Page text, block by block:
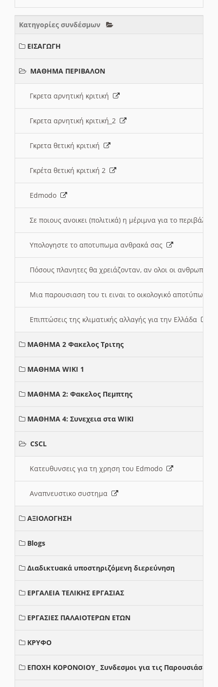
Κατηγορίες συνδέσμων
ΕΙΣΑΓΩΓΗ
ΜΑΘΗΜΑ ΠΕΡΙΒΑΛΟΝ
Γκρετα αρνητική κριτική
Γκρετα αρνητική κριτική_2
Γκρετα θετική κριτική
Γκρέτα θετική κριτική 2
Edmodo
Σε ποιους ανοικει (πολιτικά) η μέριμνα για το
Υπολογηστε το αποτυπωμα ανθρακά σας
Πόσους πλανητες θα χρειάζονταν, αν ολοι οι ανθρωποι
Μια παρουσιαση του τι ειναι το οικολογικό αποτύπωμα
Επιπτώσεις της κλιματικής αλλαγής για την Ελλάδα
ΜΑΘΗΜΑ 2 Φακελος Τριτης
ΜΑΘΗΜΑ WIKI 1
ΜΑΘΗΜΑ 2: Φακελος Πεμπτης
ΜΑΘΗΜΑ 4: Συνεχεια στα WIKI
CSCL
Κατευθυνσεις για τη χρηση του Edmodo
Αναπνευστικο συστημα
ΑΞΙΟΛΟΓΗΣΗ
Blogs
Διαδικτυακά υποστηριζόμενη διερεύνηση
ΕΡΓΑΛΕΙΑ ΤΕΛΙΚΗΣ ΕΡΓΑΣΙΑΣ
ΕΡΓΑΣΙΕΣ ΠΑΛΑΙΟΤΕΡΩΝ ΕΤΩΝ
ΚΡΥΦΟ
ΕΠΟΧΗ ΚΟΡΟΝΟΙΟΥ_ Συνδεσμοι για τις Παρουσιάσεις